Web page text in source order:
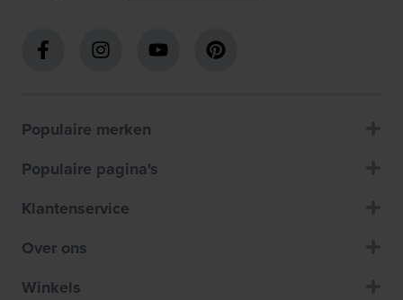
Populaire merken
Populaire pagina's
Klantenservice
Over ons
Winkels